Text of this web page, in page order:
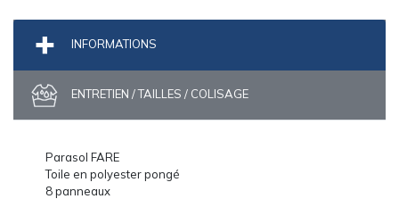
INFORMATIONS
ENTRETIEN / TAILLES / COLISAGE
Parasol FARE
Toile en polyester pongé
8 panneaux